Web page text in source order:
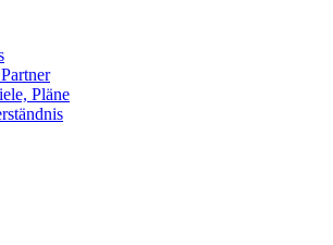
Pläne